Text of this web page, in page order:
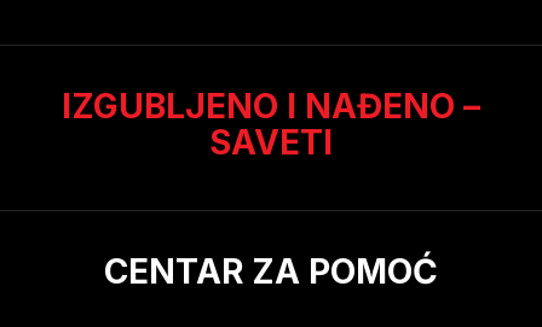
IZGUBLJENO I NAĐENO –
SAVETI
CENTAR ZA POMOĆ